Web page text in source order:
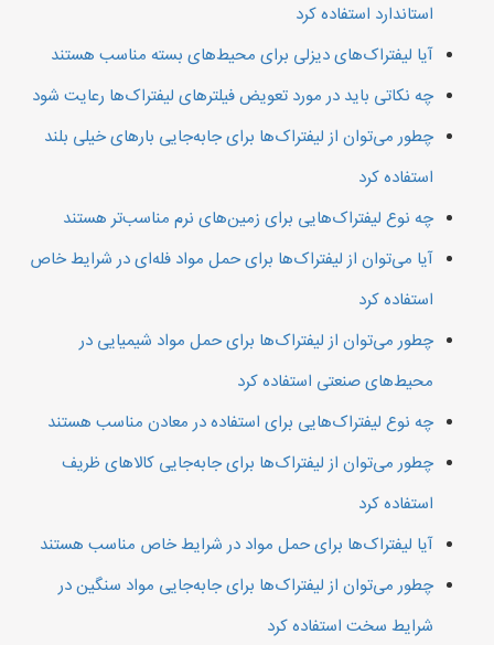
استاندارد استفاده کرد
آیا لیفتراک‌های دیزلی برای محیط‌های بسته مناسب هستند
چه نکاتی باید در مورد تعویض فیلترهای لیفتراک‌ها رعایت شود
چطور می‌توان از لیفتراک‌ها برای جابه‌جایی بارهای خیلی بلند
استفاده کرد
چه نوع لیفتراک‌هایی برای زمین‌های نرم مناسب‌تر هستند
آیا می‌توان از لیفتراک‌ها برای حمل مواد فله‌ای در شرایط خاص
استفاده کرد
چطور می‌توان از لیفتراک‌ها برای حمل مواد شیمیایی در
محیط‌های صنعتی استفاده کرد
چه نوع لیفتراک‌هایی برای استفاده در معادن مناسب هستند
چطور می‌توان از لیفتراک‌ها برای جابه‌جایی کالاهای ظریف
استفاده کرد
آیا لیفتراک‌ها برای حمل مواد در شرایط خاص مناسب هستند
چطور می‌توان از لیفتراک‌ها برای جابه‌جایی مواد سنگین در
شرایط سخت استفاده کرد